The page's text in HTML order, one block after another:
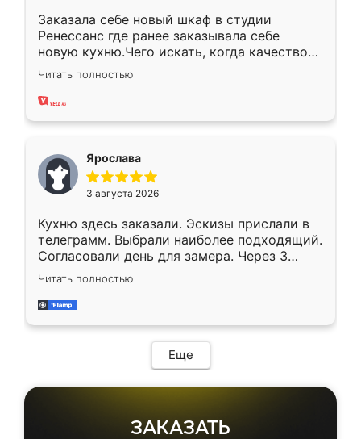
Заказала себе новый шкаф в студии
Ренессанс где ранее заказывала себе
новую кухню.Чего искать, когда качеством
вполне довольна. Служит кухня уже почти
два года, нареканий нет.
Читать полностью
Ярослава
3 августа 2026
Кухню здесь заказали. Эскизы прислали в
телеграмм. Выбрали наиболее подходящий.
Согласовали день для замера. Через 3
недели кухня была уже готова. Остались
довольны работой. Спасибо Ренессанс
мебель за качественную работу!
Читать полностью
Еще
ЗАКАЗАТЬ